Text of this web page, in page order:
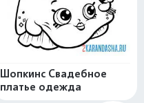
Шопкинс Свадебное
платье одежда